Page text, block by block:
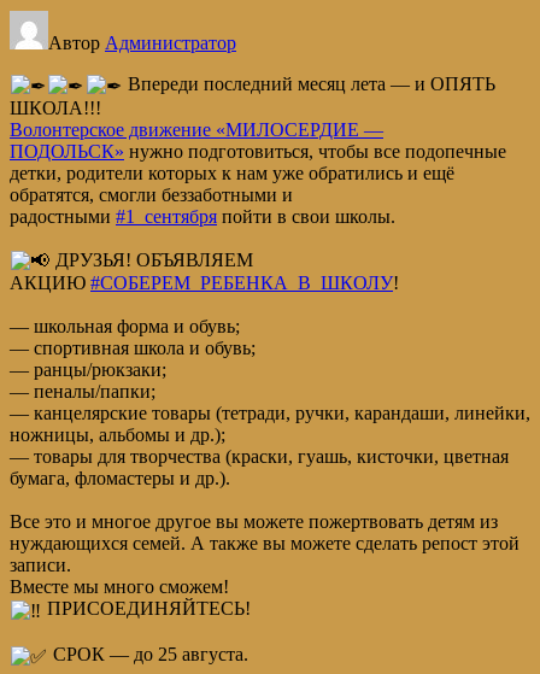
Автор Администратор
Впереди последний месяц лета — и ОПЯТЬ
ШКОЛА!!!
Волонтерское движение «МИЛОСЕРДИЕ —
ПОДОЛЬСК» нужно подготовиться, чтобы все подопечные
детки, родители которых к нам уже обратились и ещё
обратятся, смогли беззаботными и
радостными #1_сентября пойти в свои школы.
ДРУЗЬЯ! ОБЪЯВЛЯЕМ
АКЦИЮ #СОБЕРЕМ_РЕБЕНКА_В_ШКОЛУ!
— школьная форма и обувь;
— спортивная школа и обувь;
— ранцы/рюкзаки;
— пеналы/папки;
— канцелярские товары (тетради, ручки, карандаши, линейки,
ножницы, альбомы и др.);
— товары для творчества (краски, гуашь, кисточки, цветная
бумага, фломастеры и др.).
Все это и многое другое вы можете пожертвовать детям из
нуждающихся семей. А также вы можете сделать репост этой
записи.
Вместе мы много сможем!
ПРИСОЕДИНЯЙТЕСЬ!
СРОК — до 25 августа.